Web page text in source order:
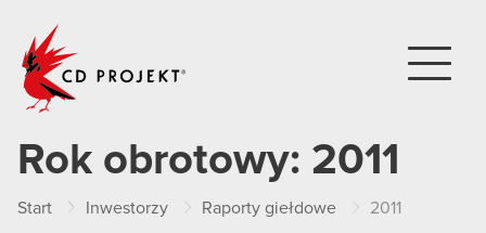
Rok obrotowy: 2011
Start Inwestorzy Raporty giełdowe 2011